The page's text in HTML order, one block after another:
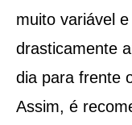
muito variável
drasticamente
dia para frente
Assim, é